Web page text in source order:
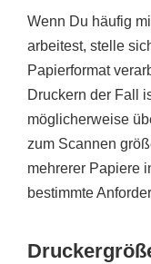
Wenn Du häufig
arbeitest, stelle
Papierformat
Druckern der Fall
möglicherweise
zum Scannen
mehrerer Papiere
bestimmte